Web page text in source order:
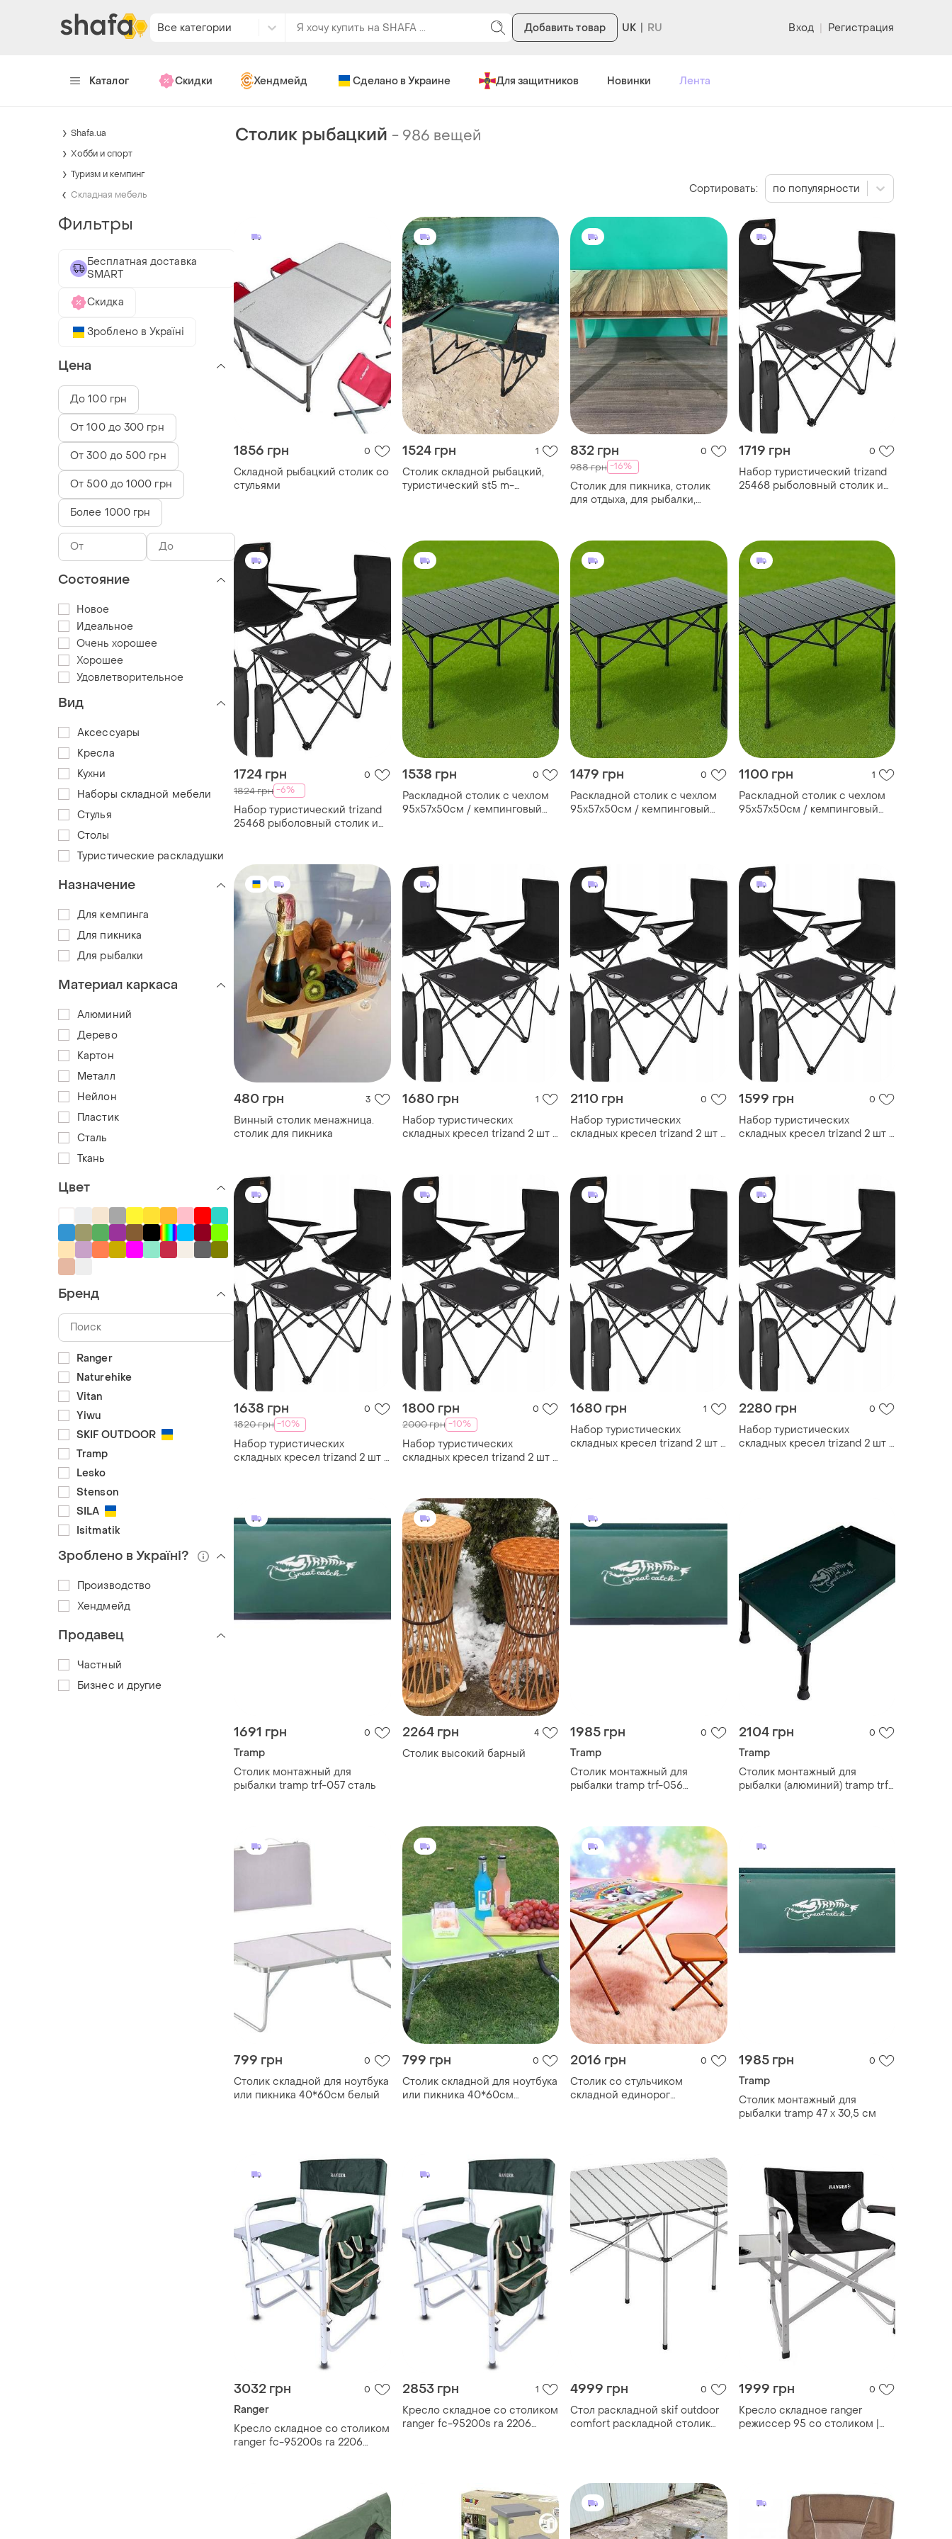
Все категории Добавить товар UK Вход | Регистрация
Каталог Скидки Хендмейд Сделано в Украине Для защитников Новинки Лента
Столик рыбацкий - 986 вещей
1856 грн 0
Складной рыбацкий столик со
стульями
1524 грн 1
Столик складной рыбацкий,
туристический st5 m-
832 грн 0
988 грн -16%
Столик для пикника, столик
для отдыха, для рыбалки,
1719 грн 0
Набор туристический trizand
25468 рыболовный столик и
1724 грн 0
1824 грн -6%
Набор туристический trizand
25468 рыболовный столик и
1538 грн 0
Раскладной столик с чехлом
95х57х50см / кемпинговый
1479 грн 0
Раскладной столик с чехлом
95х57х50см / кемпинговый
1100 грн 1
Раскладной столик с чехлом
95х57х50см / кемпинговый
480 грн 3
Винный столик менажница.
столик для пикника
1680 грн 1
Набор туристических
складных кресел trizand 2 шт +
2110 грн 0
Набор туристических
складных кресел trizand 2 шт +
1599 грн 0
Набор туристических
складных кресел trizand 2 шт +
1638 грн 0
1820 грн -10%
Набор туристических
складных кресел trizand 2 шт +
1800 грн 0
2000 грн -10%
Набор туристических
складных кресел trizand 2 шт +
1680 грн 1
Набор туристических
складных кресел trizand 2 шт +
2280 грн 0
Набор туристических
складных кресел trizand 2 шт +
1691 грн 0
Tramp
Столик монтажный для
рыбалки tramp trf-057 сталь
2264 грн 4
Столик высокий барный
1985 грн 0
Tramp
Столик монтажный для
рыбалки tramp trf-056
2104 грн 0
Tramp
Столик монтажный для
рыбалки (алюминий) tramp trf-
799 грн 0
Столик складной для ноутбука
или пикника 40*60см белый
799 грн 0
Столик складной для ноутбука
или пикника 40*60см
2016 грн 0
Столик со стульчиком
складной единорог
1985 грн 0
Tramp
Столик монтажный для
рыбалки tramp 47 х 30,5 см
3032 грн 0
Ranger
Кресло складное со столиком
ranger fc-95200s ra 2206
2853 грн 1
Кресло складное со столиком
ranger fc-95200s ra 2206
4999 грн 0
Стол раскладной skif outdoor
comfort раскладной столик
1999 грн 0
Кресло складное ranger
режиссер 95 со столиком |
Сортировать: по популярности
Shafa.ua
Хобби и спорт
Туризм и кемпинг
Складная мебель
Фильтры
Бесплатная доставка
SMART
Скидка
Зроблено в Україні
Цена
До 100 грн
От 100 до 300 грн
От 300 до 500 грн
От 500 до 1000 грн
Более 1000 грн
Состояние
Новое
Идеальное
Очень хорошее
Хорошее
Удовлетворительное
Вид
Аксессуары
Кресла
Кухни
Наборы складной мебели
Стулья
Столы
Туристические раскладушки
Назначение
Для кемпинга
Для пикника
Для рыбалки
Материал каркаса
Алюминий
Дерево
Картон
Металл
Нейлон
Пластик
Сталь
Ткань
Цвет
Бренд
Ranger
Naturehike
Vitan
Yiwu
SKIF OUTDOOR
Tramp
Lesko
Stenson
SILA
Isitmatik
Зроблено в Україні?
Производство
Хендмейд
Продавец
Частный
Бизнес и другие